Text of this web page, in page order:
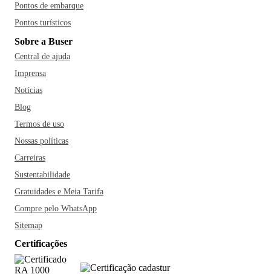
Pontos de embarque
Pontos turísticos
Sobre a Buser
Central de ajuda
Imprensa
Notícias
Blog
Termos de uso
Nossas políticas
Carreiras
Sustentabilidade
Gratuidades e Meia Tarifa
Compre pelo WhatsApp
Sitemap
Certificações